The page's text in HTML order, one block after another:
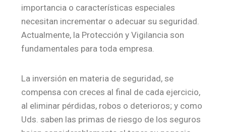
importancia o características especiales
necesitan incrementar o adecuar su seguridad.
Actualmente, la Protección y Vigilancia son
fundamentales para toda empresa.
La inversión en materia de seguridad, se
compensa con creces al final de cada ejercicio,
al eliminar pérdidas, robos o deterioros; y como
Uds. saben las primas de riesgo de los seguros